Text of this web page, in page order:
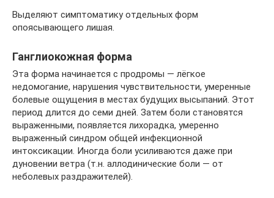
Выделяют симптоматику отдельных форм
опоясывающего лишая.
Ганглиокожная форма
Эта форма начинается с продромы — лёгкое
недомогание, нарушения чувствительности, умеренные
болевые ощущения в местах будущих высыпаний. Этот
период длится до семи дней. Затем боли становятся
выраженными, появляется лихорадка, умеренно
выраженный синдром общей инфекционной
интоксикации. Иногда боли усиливаются даже при
дуновении ветра (т.н. аллодинические боли — от
неболевых раздражителей).